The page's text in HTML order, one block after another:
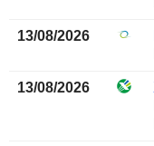
13/08/2026
13/08/2026